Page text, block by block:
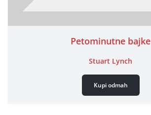
Petominutne bajke
Stuart Lynch
Kupi odmah